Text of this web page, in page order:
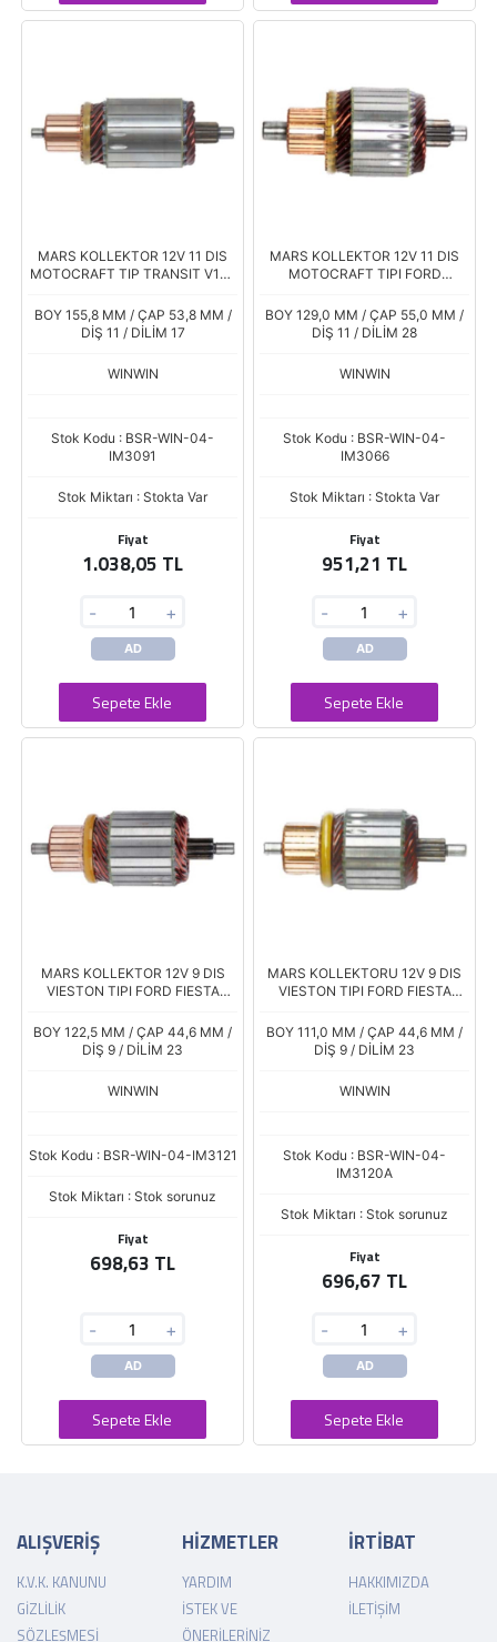
MARS KOLLEKTOR 12V 11 DIS
MOTOCRAFT TIP TRANSIT V184
BOY 155,8 MM / ÇAP 53,8 MM /
DİŞ 11 / DİLİM 17
WINWIN
Stok Kodu : BSR-WIN-04-
IM3091
Stok Miktarı : Stokta Var
Fiyat
1.038,05 TL
- +
AD
Sepete Ekle
MARS KOLLEKTOR 12V 11 DIS
MOTOCRAFT TIPI FORD
BOY 129,0 MM / ÇAP 55,0 MM /
DİŞ 11 / DİLİM 28
WINWIN
Stok Kodu : BSR-WIN-04-
IM3066
Stok Miktarı : Stokta Var
Fiyat
951,21 TL
- +
AD
Sepete Ekle
MARS KOLLEKTOR 12V 9 DIS
VIESTON TIPI FORD FIESTA
BOY 122,5 MM / ÇAP 44,6 MM /
DİŞ 9 / DİLİM 23
WINWIN
Stok Kodu : BSR-WIN-04-IM3121
Stok Miktarı : Stok sorunuz
Fiyat
698,63 TL
- +
AD
Sepete Ekle
MARS KOLLEKTORU 12V 9 DIS
VIESTON TIPI FORD FIESTA
BOY 111,0 MM / ÇAP 44,6 MM /
DİŞ 9 / DİLİM 23
WINWIN
Stok Kodu : BSR-WIN-04-
IM3120A
Stok Miktarı : Stok sorunuz
Fiyat
696,67 TL
- +
AD
Sepete Ekle
ALIŞVERİŞ
K.V.K. KANUNU
GIZLILIK
SÖZLEŞMESI
HİZMETLER
YARDIM
İSTEK VE
ÖNERILERINIZ
İRTİBAT
HAKKIMIZDA
İLETIŞIM